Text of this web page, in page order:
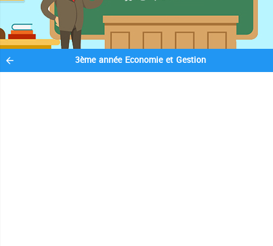
3ème année Economie et Gestion